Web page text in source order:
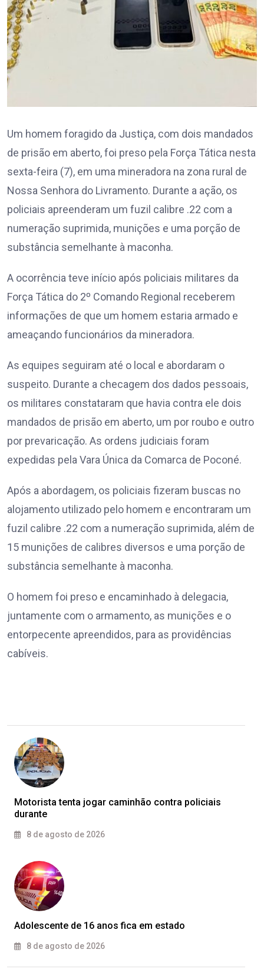
Um homem foragido da Justiça, com dois mandados
de prisão em aberto, foi preso pela Força Tática nesta
sexta-feira (7), em uma mineradora na zona rural de
Nossa Senhora do Livramento. Durante a ação, os
policiais apreenderam um fuzil calibre .22 com a
numeração suprimida, munições e uma porção de
substância semelhante à maconha.
A ocorrência teve início após policiais militares da
Força Tática do 2º Comando Regional receberem
informações de que um homem estaria armado e
ameaçando funcionários da mineradora.
As equipes seguiram até o local e abordaram o
suspeito. Durante a checagem dos dados pessoais,
os militares constataram que havia contra ele dois
mandados de prisão em aberto, um por roubo e outro
por prevaricação. As ordens judiciais foram
expedidas pela Vara Única da Comarca de Poconé.
Após a abordagem, os policiais fizeram buscas no
alojamento utilizado pelo homem e encontraram um
fuzil calibre .22 com a numeração suprimida, além de
15 munições de calibres diversos e uma porção de
substância semelhante à maconha.
O homem foi preso e encaminhado à delegacia,
juntamente com o armamento, as munições e o
entorpecente apreendidos, para as providências
cabíveis.
Motorista tenta jogar caminhão contra policiais
durante
8 de agosto de 2026
Adolescente de 16 anos fica em estado
8 de agosto de 2026